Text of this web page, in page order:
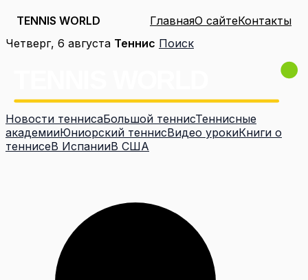
TENNIS WORLD ГлавнаяО сайтеКонтакты
Перейти
Четверг, 6 августа Теннис Поиск
Новости теннисаБольшой теннисТеннисные
академииЮниорский теннисВидео урокиКниги о
теннисеВ ИспанииВ США